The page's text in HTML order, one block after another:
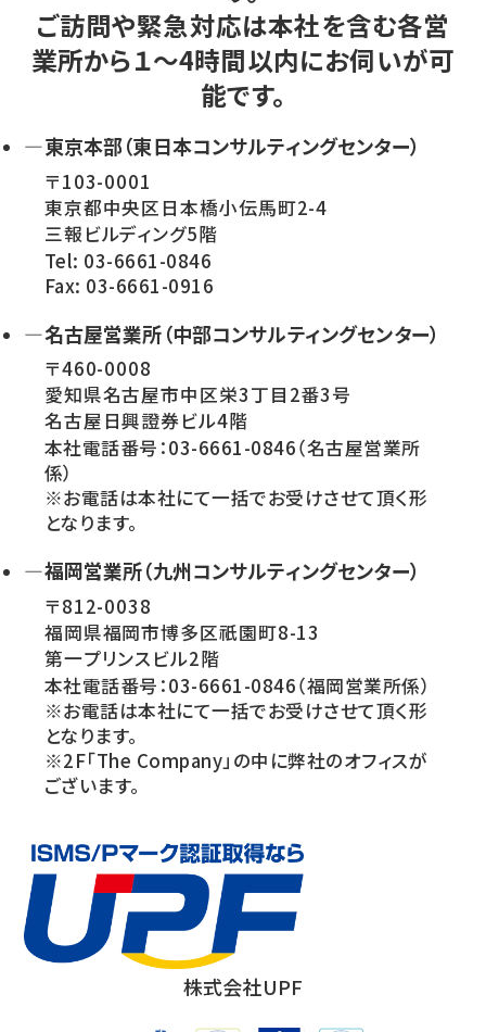
株式会社UPF
ご訪問や緊急対応は本社を含む各営
業所から１～4時間以内にお伺いが可
能です。
—東京本部（東日本コンサルティングセンター）
〒103-0001
東京都中央区日本橋小伝馬町2-4
三報ビルディング5階
Tel: 03-6661-0846
Fax: 03-6661-0916
—名古屋営業所（中部コンサルティングセンター）
〒460-0008
愛知県名古屋市中区栄3丁目2番3号
名古屋日興證券ビル4階
本社電話番号：03-6661-0846（名古屋営業所
係）
※お電話は本社にて一括でお受けさせて頂く形
となります。
—福岡営業所（九州コンサルティングセンター）
〒812-0038
福岡県福岡市博多区祇園町8-13
第一プリンスビル2階
本社電話番号：03-6661-0846（福岡営業所係）
※お電話は本社にて一括でお受けさせて頂く形
となります。
※2F「The Company」の中に弊社のオフィスが
ございます。